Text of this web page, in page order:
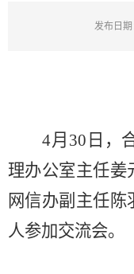
发布日期
4月30日，
理办公室主任姜
网信办副主任
人参加交流会。